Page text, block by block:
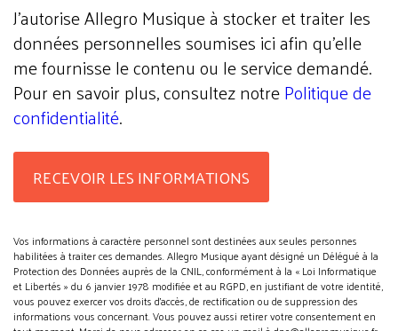
J'autorise Allegro Musique à stocker et traiter les
données personnelles soumises ici afin qu’elle
me fournisse le contenu ou le service demandé.
Pour en savoir plus, consultez notrePolitique de
confidentialité.
Vos informations à caractère personnel sont destinées aux seules personnes
habilitées à traiter ces demandes. Allegro Musique ayant désigné un Délégué à la
Protection des Données auprès de la CNIL, conformément à la « Loi Informatique
et Libertés » du 6 janvier 1978 modifiée et au RGPD, en justifiant de votre identité,
vous pouvez exercer vos droits d’accès, de rectification ou de suppression des
informations vous concernant. Vous pouvez aussi retirer votre consentement en